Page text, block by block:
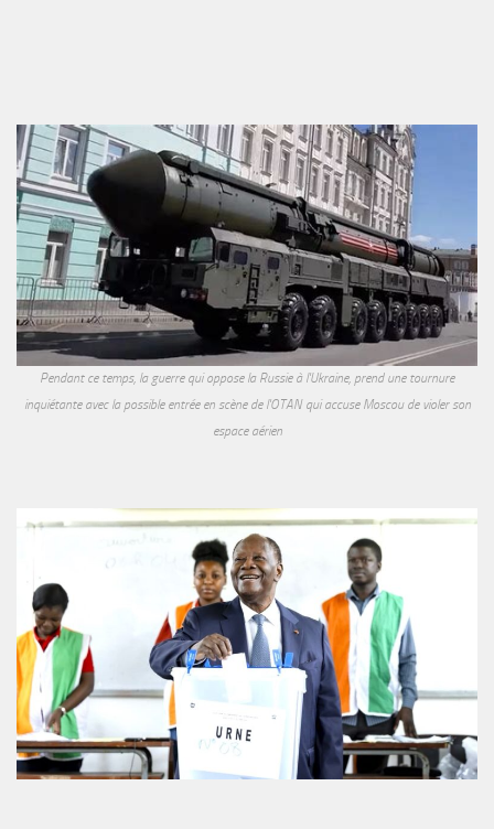
Pendant ce temps, la guerre qui oppose la Russie à l'Ukraine, prend une tournure
inquiétante avec la possible entrée en scène de l'OTAN qui accuse Moscou de violer son
espace aérien